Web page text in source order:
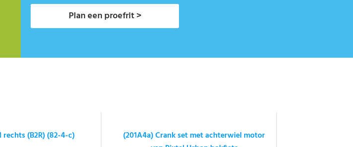
Plan een proefrit >
rechts (B2R) (82-4-c)
(201A4a) Crank set met achterwiel motor